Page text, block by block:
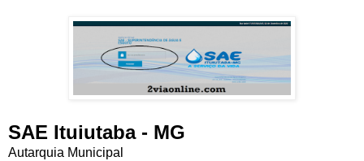
SAE Ituiutaba - MG
Autarquia Municipal